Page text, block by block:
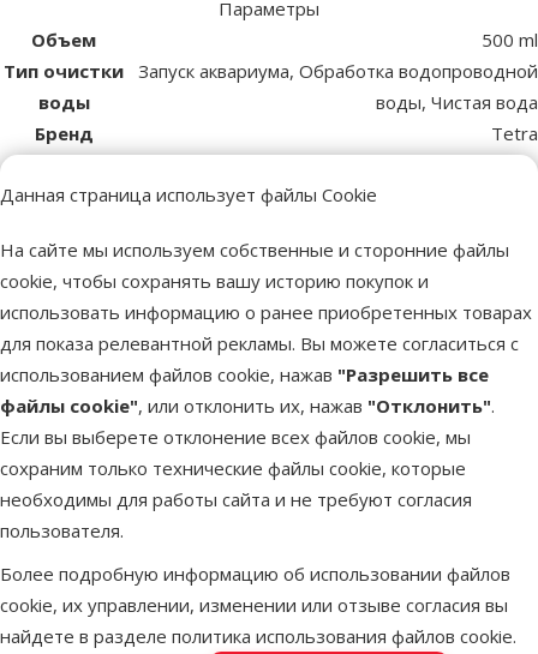
Данная страница использует файлы Cookie
На сайте мы используем собственные и сторонние файлы
cookie, чтобы сохранять вашу историю покупок и
использовать информацию о ранее приобретенных товарах
для показа релевантной рекламы. Вы можете согласиться с
использованием файлов cookie, нажав "Разрешить все
файлы cookie", или отклонить их, нажав "Отклонить".
Если вы выберете отклонение всех файлов cookie, мы
сохраним только технические файлы cookie, которые
необходимы для работы сайта и не требуют согласия
пользователя.
Более подробную информацию об использовании файлов
cookie, их управлении, изменении или отзыве согласия вы
найдете в разделе политика использования файлов cookie.
Параметры
Объем
500 ml
Тип очистки
воды
Запуск аквариума, Обработка водопроводной
воды, Чистая вода
Бренд
Tetra
каталоге
Похожие продукты
Средство для ухода за водой – Tetra
Aqua Safe, 500 мл
Оценка 0%
Цена
13,99 €
В наличии В
Средство для ухода за водой – Sera
Aquatan, 50 мл
Оценка 0%